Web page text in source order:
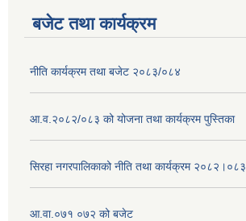
बजेट तथा कार्यक्रम
नीति कार्यक्रम तथा बजेट २०८३/०८४
आ.व.२०८२/०८३ को योजना तथा कार्यक्रम पुस्तिका
सिरहा नगरपालिकाको नीति तथा कार्यक्रम २०८२।०८३
आ.वा.०७१ ०७२ को बजेट